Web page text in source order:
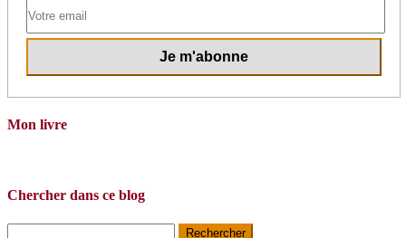
Mon livre
Chercher dans ce blog